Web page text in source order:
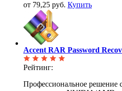
от 79,25 руб. Купить
Accent RAR Password
Рейтинг:
Профессиональное решение